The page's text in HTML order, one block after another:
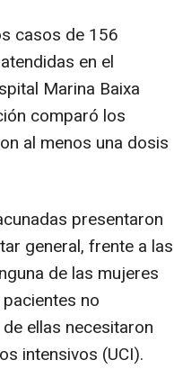
casos de 156
en el
Marina Baixa
comparó los
al menos una dosis
presentaron
general, frente a las
de las mujeres
no
ellas necesitaron
intensivos (UCI).